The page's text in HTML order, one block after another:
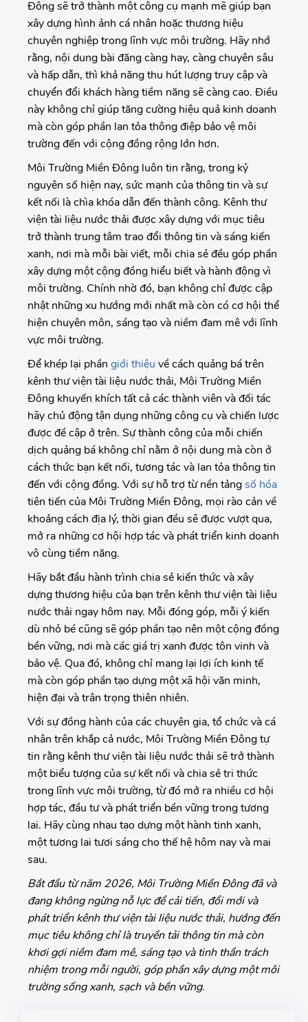
Đông sẽ trở thành một công cụ mạnh mẽ giúp bạn
xây dựng hình ảnh cá nhân hoặc thương hiệu
chuyên nghiệp trong lĩnh vực môi trường. Hãy nhớ
rằng, nội dung bài đăng càng hay, càng chuyên sâu
và hấp dẫn, thì khả năng thu hút lượng truy cập và
chuyển đổi khách hàng tiềm năng sẽ càng cao. Điều
này không chỉ giúp tăng cường hiệu quả kinh doanh
mà còn góp phần lan tỏa thông điệp bảo vệ môi
trường đến với cộng đồng rộng lớn hơn.
Môi Trường Miền Đông luôn tin rằng, trong kỷ
nguyên số hiện nay, sức mạnh của thông tin và sự
kết nối là chìa khóa dẫn đến thành công. Kênh thư
viện tài liệu nước thải được xây dựng với mục tiêu
trở thành trung tâm trao đổi thông tin và sáng kiến
xanh, nơi mà mỗi bài viết, mỗi chia sẻ đều góp phần
xây dựng một cộng đồng hiểu biết và hành động vì
môi trường. Chính nhờ đó, bạn không chỉ được cập
nhật những xu hướng mới nhất mà còn có cơ hội thể
hiện chuyên môn, sáng tạo và niềm đam mê với lĩnh
vực môi trường.
Để khép lại phần giới thiệu về cách quảng bá trên
kênh thư viện tài liệu nước thải, Môi Trường Miền
Đông khuyến khích tất cả các thành viên và đối tác
hãy chủ động tận dụng những công cụ và chiến lược
được đề cập ở trên. Sự thành công của mỗi chiến
dịch quảng bá không chỉ nằm ở nội dung mà còn ở
cách thức bạn kết nối, tương tác và lan tỏa thông tin
đến với cộng đồng. Với sự hỗ trợ từ nền tảngsố hóa
tiên tiến của Môi Trường Miền Đông, mọi rào cản về
khoảng cách địa lý, thời gian đều sẽ được vượt qua,
mở ra những cơ hội hợp tác và phát triển kinh doanh
vô cùng tiềm năng.
Hãy bắt đầu hành trình chia sẻ kiến thức và xây
dựng thương hiệu của bạn trên kênh thư viện tài liệu
nước thải ngay hôm nay. Mỗi đóng góp, mỗi ý kiến
dù nhỏ bé cũng sẽ góp phần tạo nên một cộng đồng
bền vững, nơi mà các giá trị xanh được tôn vinh và
bảo vệ. Qua đó, không chỉ mang lại lợi ích kinh tế
mà còn góp phần tạo dựng một xã hội văn minh,
hiện đại và trân trọng thiên nhiên.
Với sự đồng hành của các chuyên gia, tổ chức và cá
nhân trên khắp cả nước, Môi Trường Miền Đông tự
tin rằng kênh thư viện tài liệu nước thải sẽ trở thành
một biểu tượng của sự kết nối và chia sẻ tri thức
trong lĩnh vực môi trường, từ đó mở ra nhiều cơ hội
hợp tác, đầu tư và phát triển bền vững trong tương
lai. Hãy cùng nhau tạo dựng một hành tinh xanh,
một tương lai tươi sáng cho thế hệ hôm nay và mai
sau.
Bắt đầu từ năm 2026, Môi Trường Miền Đông đã và
đang không ngừng nỗ lực để cải tiến, đổi mới và
phát triển kênh thư viện tài liệu nước thải, hướng đến
mục tiêu không chỉ là truyền tải thông tin mà còn
khơi gợi niềm đam mê, sáng tạo và tinh thần trách
nhiệm trong mỗi người, góp phần xây dựng một môi
trường sống xanh, sạch và bền vững.